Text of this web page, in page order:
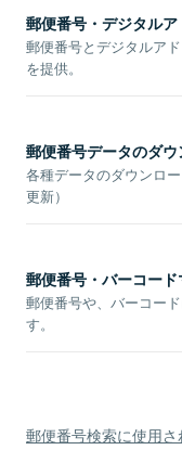
郵便番号・デジタル
郵便番号とデジタルア
を提供。
郵便番号データのダウ
各種データのダウンロ
更新）
郵便番号・バーコー
郵便番号や、バーコー
す。
郵便番号検索に使用